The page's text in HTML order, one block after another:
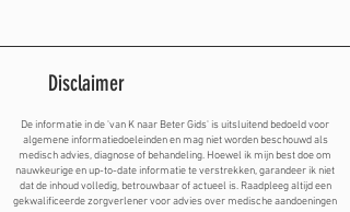
Disclaimer
De informatie in de 'van K naar Beter Gids' is uitsluitend bedoeld voor
algemene informatiedoeleinden en mag niet worden beschouwd als
medisch advies, diagnose of behandeling. Hoewel ik mijn best doe om
nauwkeurige en up-to-date informatie te verstrekken, garandeer ik niet
dat de inhoud volledig, betrouwbaar of actueel is. Raadpleeg altijd een
gekwalificeerde zorgverlener voor advies over medische aandoeningen